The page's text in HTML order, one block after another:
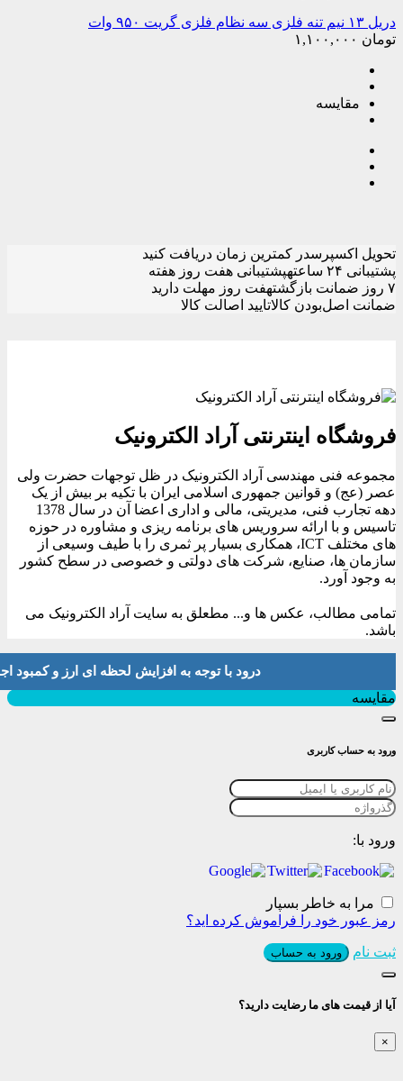
دریل ۱۳ نیم تنه فلزی سه نظام فلزی گریت ۹۵۰ وات
تومان
مقایسه
تحویل اکسپرسدر کمترین زمان دریافت کنید
پشتیبانی ۲۴ ساعته
پشتیبانی هفت روز هفته
۷ روز ضمانت بازگشت
هفت روز مهلت دارید
ضمانت اصل‌بودن کالاتایید اصالت کالا
فروشگاه اینترنتی آراد الکترونیک
مجموعه فنی مهندسی آراد الکترونیک در ظل توجهات حضرت ولی
عصر (عج) و قوانین جمهوری اسلامی ایران با تکیه بر بیش از یک
دهه تجارب فنی، مدیریتی، مالی و اداری اعضا آن در سال 1378
تاسیس و با ارائه سروریس های برنامه ریزی و مشاوره در حوزه
های مختلف ICT، همکاری بسیار پر ثمری را با طیف وسیعی از
سازمان ها، صنایع، شرکت های دولتی و خصوصی در سطح کشور
به وجود آورد.
تمامی مطالب، عکس ها و... مطعلق به سایت آراد الکترونیک می
باشد.
درود با توجه به افزایش لحظه ای ارز و کمبود اجناس لطفا موجودی
مقایسه
ورود به حساب کاربری
ورود با:
مرا به خاطر بسپار
رمز عبور خود را فراموش کرده اید؟
ثبت نام ورود به حساب
آیا از قیمت های ما رضایت دارید؟
×